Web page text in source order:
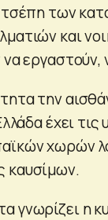
τσέπη των
και
να
την
έχει
χωρών
καυσίμων.
γνωρίζει η